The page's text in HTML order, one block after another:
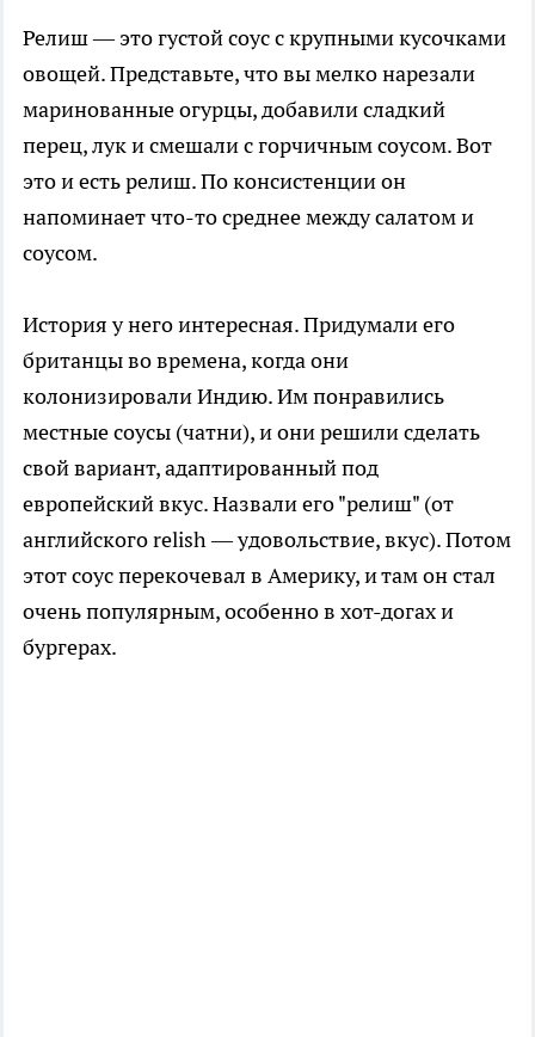
Релиш — это густой соус с крупными кусочками
овощей. Представьте, что вы мелко нарезали
маринованные огурцы, добавили сладкий
перец, лук и смешали с горчичным соусом. Вот
это и есть релиш. По консистенции он
напоминает что-то среднее между салатом и
соусом.
История у него интересная. Придумали его
британцы во времена, когда они
колонизировали Индию. Им понравились
местные соусы (чатни), и они решили сделать
свой вариант, адаптированный под
европейский вкус. Назвали его "релиш" (от
английского relish — удовольствие, вкус). Потом
этот соус перекочевал в Америку, и там он стал
очень популярным, особенно в хот-догах и
бургерах.